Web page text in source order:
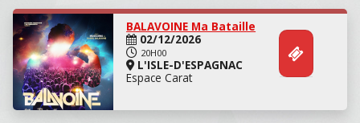
BALAVOINE Ma Bataille
02/12/2026
20H00
L'ISLE-D'ESPAGNAC
Espace Carat
Danse